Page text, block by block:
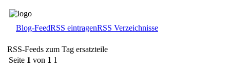
Blog-FeedRSS eintragenRSS Verzeichnisse
RSS-Feeds zum Tag ersatzteile
Seite 1 von 1 1